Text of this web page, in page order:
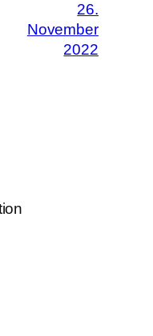
26.
November
2022